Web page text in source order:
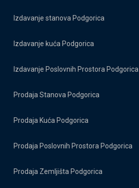
Izdavanje stanova Podgorica
Izdavanje kuća Podgorica
Izdavanje Poslovnih Prostora Podgorica
Prodaja Stanova Podgorica
Prodaja Kuća Podgorica
Prodaja Poslovnih Prostora Podgorica
Prodaja Zemljišta Podgorica